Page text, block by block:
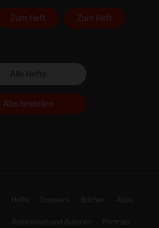
Zum Heft Zum Heft
Alle Hefte
Abo bestellen
Hefte Dossiers Bücher Abos
Autorinnen und Autoren
Porträts